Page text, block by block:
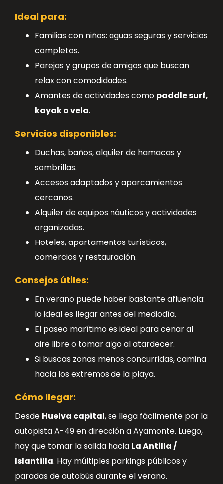
Ideal para:
Familias con niños: aguas seguras y servicios
completos.
Parejas y grupos de amigos que buscan
relax con comodidades.
Amantes de actividades como paddle surf,
kayak o vela.
Servicios disponibles:
Duchas, baños, alquiler de hamacas y
sombrillas.
Accesos adaptados y aparcamientos
cercanos.
Alquiler de equipos náuticos y actividades
organizadas.
Hoteles, apartamentos turísticos,
comercios y restauración.
Consejos útiles:
En verano puede haber bastante afluencia:
lo ideal es llegar antes del mediodía.
El paseo marítimo es ideal para cenar al
aire libre o tomar algo al atardecer.
Si buscas zonas menos concurridas, camina
hacia los extremos de la playa.
Cómo llegar:
Desde Huelva capital, se llega fácilmente por la
autopista A-49 en dirección a Ayamonte. Luego,
hay que tomar la salida hacia La Antilla /
Islantilla. Hay múltiples parkings públicos y
paradas de autobús durante el verano.